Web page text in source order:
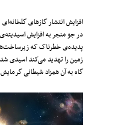
افزایش انتشار گازهای
در جو منجر به افزایش
پدیده‌ی خطرناک که
زمین را تهدید می‌کند اسیدی
گاه به آن همزاد شیطانی